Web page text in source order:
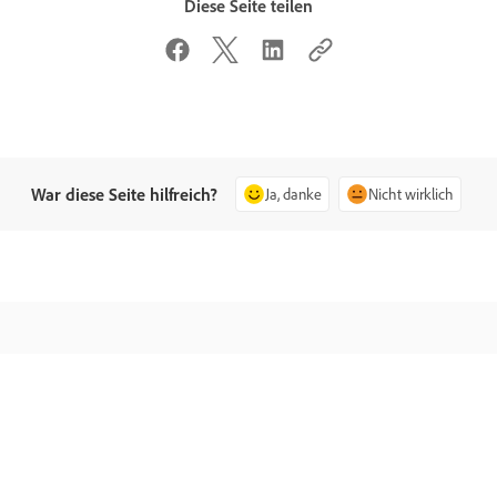
Diese Seite teilen
War diese Seite hilfreich? Ja, danke Nicht wirklich